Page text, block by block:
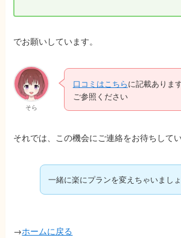
でお願いしています。
そら
口コミはこちらに記載ありま
ご参照ください
それでは、この機会にご連絡をお待ちしてい
一緒に楽にプランを変えちゃいまし
→ホームに戻る